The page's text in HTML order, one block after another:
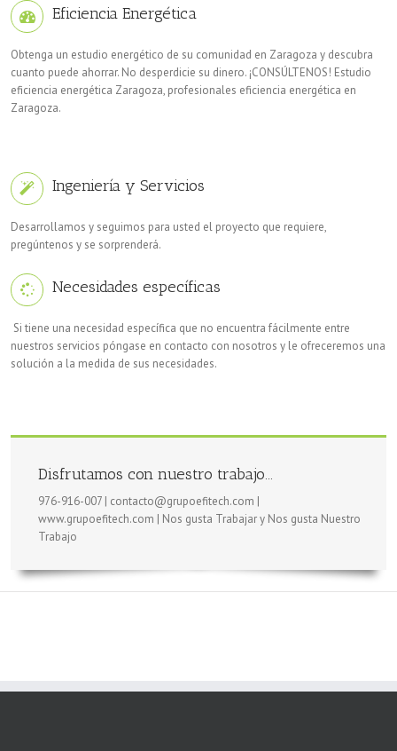
Eficiencia Energética
Obtenga un estudio energético de su comunidad en Zaragoza y descubra
cuanto puede ahorrar. No desperdicie su dinero. ¡CONSÚLTENOS! Estudio
eficiencia energética Zaragoza, profesionales eficiencia energética en
Zaragoza.
Ingeniería y Servicios
Desarrollamos y seguimos para usted el proyecto que requiere,
pregúntenos y se sorprenderá.
Necesidades específicas
Si tiene una necesidad específica que no encuentra fácilmente entre
nuestros servicios póngase en contacto con nosotros y le ofreceremos una
solución a la medida de sus necesidades.
Disfrutamos con nuestro trabajo...
976-916-007 | contacto@grupoefitech.com |
www.grupoefitech.com | Nos gusta Trabajar y Nos gusta Nuestro
Trabajo